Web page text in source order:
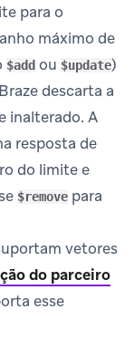
para o
máximo de
$add ou $update)
descarta a
inalterado. A
resposta de
do limite e
$remove para
vetores
do parceiro
esse